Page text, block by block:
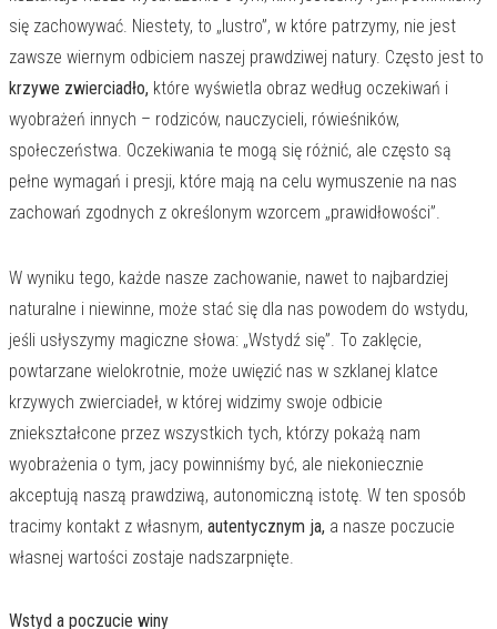
się zachowywać. Niestety, to „lustro”, w które patrzymy, nie jest
zawsze wiernym odbiciem naszej prawdziwej natury. Często jest to
krzywe zwierciadło, które wyświetla obraz według oczekiwań i
wyobrażeń innych – rodziców, nauczycieli, rówieśników,
społeczeństwa. Oczekiwania te mogą się różnić, ale często są
pełne wymagań i presji, które mają na celu wymuszenie na nas
zachowań zgodnych z określonym wzorcem „prawidłowości”.
W wyniku tego, każde nasze zachowanie, nawet to najbardziej
naturalne i niewinne, może stać się dla nas powodem do wstydu,
jeśli usłyszymy magiczne słowa: „Wstydź się”. To zaklęcie,
powtarzane wielokrotnie, może uwięzić nas w szklanej klatce
krzywych zwierciadeł, w której widzimy swoje odbicie
zniekształcone przez wszystkich tych, którzy pokażą nam
wyobrażenia o tym, jacy powinniśmy być, ale niekoniecznie
akceptują naszą prawdziwą, autonomiczną istotę. W ten sposób
tracimy kontakt z własnym, autentycznym ja, a nasze poczucie
własnej wartości zostaje nadszarpnięte.
Wstyd a poczucie winy